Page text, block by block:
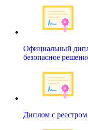
Официальный
безопасное
Диплом с